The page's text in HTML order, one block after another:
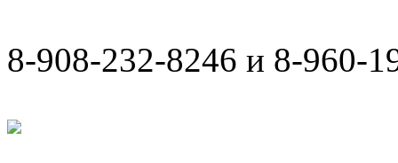
8-908-232-8246 и 8-960-